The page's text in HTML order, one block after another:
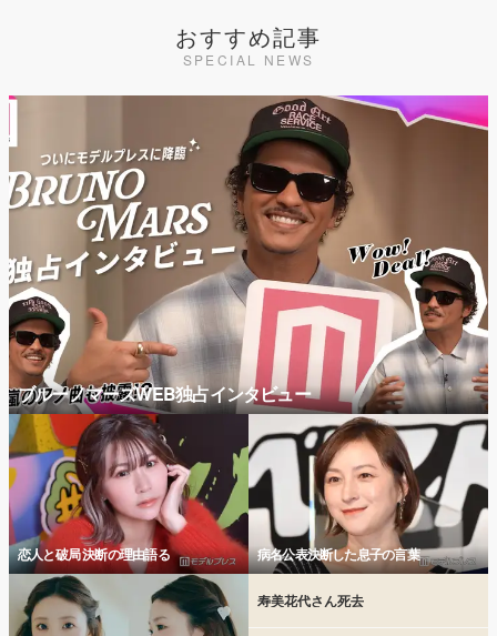
おすすめ記事
SPECIAL NEWS
ブルーノマーズWEB独占インタビュー
恋人と破局 決断の理由語る 病名公表決断した息子の言葉
寿美花代さん死去